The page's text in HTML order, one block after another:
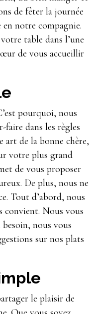
de fêter la journée
notre compagnie.
table dans l’une
de vous accueillir
pourquoi, nous
dans les règles
art de la bonne chère,
votre plus grand
de vous proposer
De plus, nous ne
Tout d’abord, nous
convient. Nous vous
nous vous
sur nos plats
le plaisir de